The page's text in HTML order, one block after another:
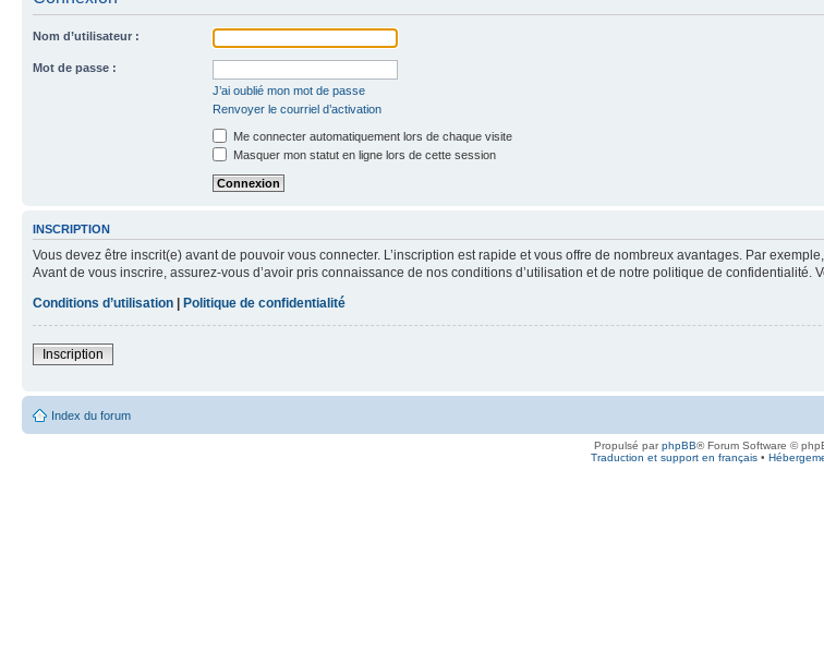
Nom d’utilisateur :
Mot de passe :
J’ai oublié mon mot de passe
Renvoyer le courriel d’activation
Me connecter automatiquement lors de chaque visite
Masquer mon statut en ligne lors de cette session
INSCRIPTION
Vous devez être inscrit(e) avant de pouvoir vous connecter. L’inscription est rapide et vous offre de nombreux avantages. Par
Avant de vous inscrire, assurez-vous d’avoir pris connaissance de nos conditions d’utilisation et de notre politique de
Conditions d’utilisation | Politique de confidentialité
Inscription
Index du forum
Propulsé parphpBB® Forum Software ©
Traduction et support en français•